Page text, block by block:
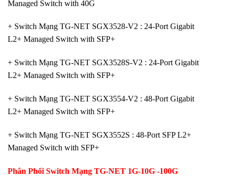
Managed Switch with 40G
+ Switch Mạng TG-NET SGX3528-V2 : 24-Port Gigabit
L2+ Managed Switch with SFP+
+ Switch Mạng TG-NET SGX3528S-V2 : 24-Port Gigabit
L2+ Managed Switch with SFP+
+ Switch Mạng TG-NET SGX3554-V2 : 48-Port Gigabit
L2+ Managed Switch with SFP+
+ Switch Mạng TG-NET SGX3552S : 48-Port SFP L2+
Managed Switch with SFP+
Phân Phối Switch Mạng TG-NET 1G-10G -100G